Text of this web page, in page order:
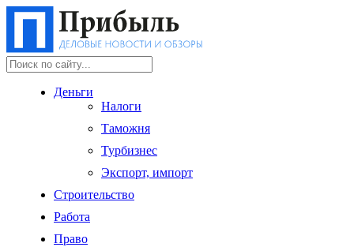
Деньги
Налоги
Таможня
Турбизнес
Экспорт, импорт
Строительство
Работа
Право